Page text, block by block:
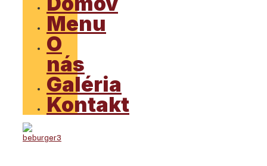
Menu
O
nás
Galéria
Kontakt